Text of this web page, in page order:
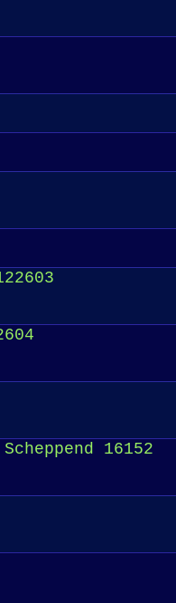
16152